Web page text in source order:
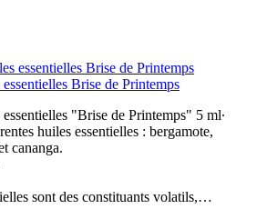
Brise de Printemps
"Brise de Printemps" 5 ml∙
huiles essentielles : bergamote,
cananga.
sont des constituants volatils,…